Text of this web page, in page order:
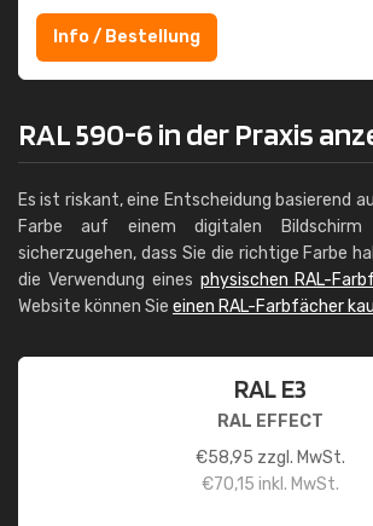
Info / Bestellung
RAL 590-6 in der Praxis
Es ist riskant, eine Entscheidung basierend
Farbe auf einem digitalen
sicherzugehen, dass Sie die richtige Farbe
die Verwendung eines physischen RAL-
Website können Sie einen RAL-Farbfächer
RAL E3
RAL EFFECT
€58,95 zzgl. MwSt.
€70,15 inkl. MwSt.